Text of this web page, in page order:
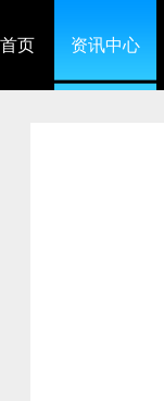
首页 资讯中心